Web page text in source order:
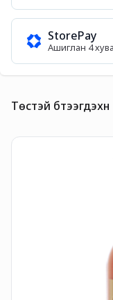
StorePay
Ашиглан 4
Төстэй бүтээгдэхүүн